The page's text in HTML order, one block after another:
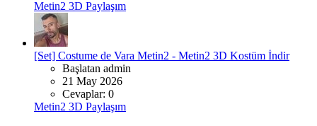
Metin2 3D Paylaşım
[Set] Costume de Vara Metin2 - Metin2 3D Kostüm İndir
Başlatan admin
21 May 2026
Cevaplar: 0
Metin2 3D Paylaşım